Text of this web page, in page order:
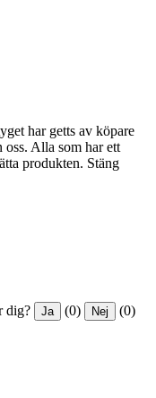
har getts av köpare
Alla som har ett
produkten. Stäng
dig? Ja (0) Nej (0)